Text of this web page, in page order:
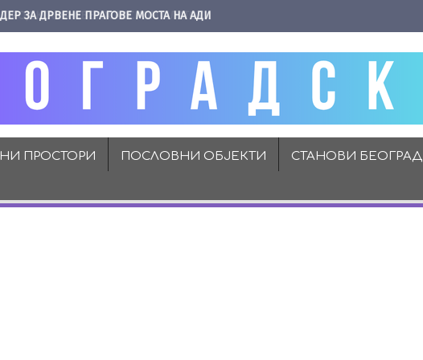
ЗА ДРВЕНЕ ПРАГОВЕ МОСТА НА АДИ
ПРОСТОРИ ПОСЛОВНИ ОБЈЕКТИ СТАНОВИ БЕОГРАД